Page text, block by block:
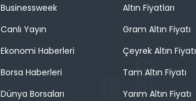
Businessweek
Canlı Yayın
Ekonomi Haberleri
Borsa Haberleri
Dünya Borsaları
Altın Fiyatları
Gram Altın Fiyatı
Çeyrek Altın Fiyatı
Tam Altın Fiyatı
Yarım Altın Fiyatı